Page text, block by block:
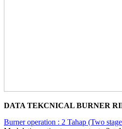
DATA TEKCNICAL BURNER
Burner operation : 2 Tahap (Two